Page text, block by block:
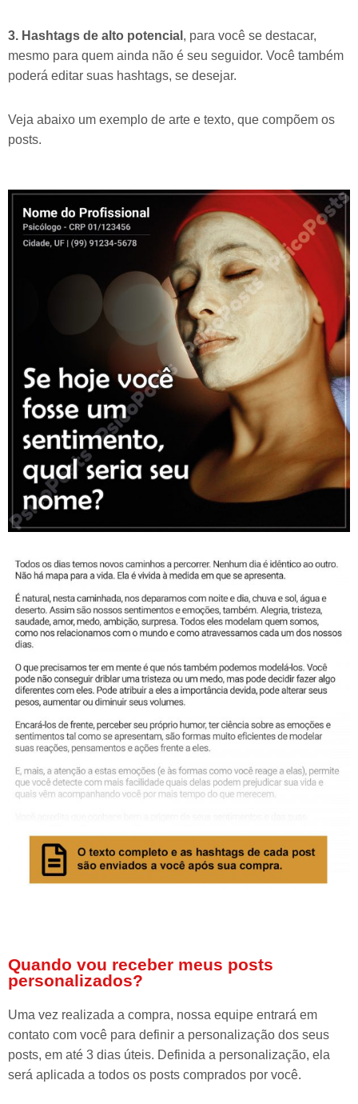
3. Hashtags de alto potencial , para você se destacar,
mesmo para quem ainda não é seu seguidor. Você também
poderá editar suas hashtags, se desejar.
Veja abaixo um exemplo de arte e texto, que compõem os
posts.
Quando vou receber meus posts
personalizados?
Uma vez realizada a compra, nossa equipe entrará em
contato com você para definir a personalização dos seus
posts, em até 3 dias úteis. Definida a personalização, ela
será aplicada a todos os posts comprados por você.